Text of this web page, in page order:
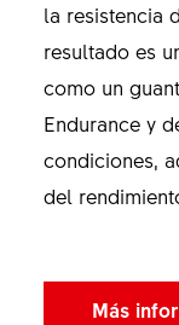
la resistencia
resultado es
como un
Endurance y
condiciones,
del
Más